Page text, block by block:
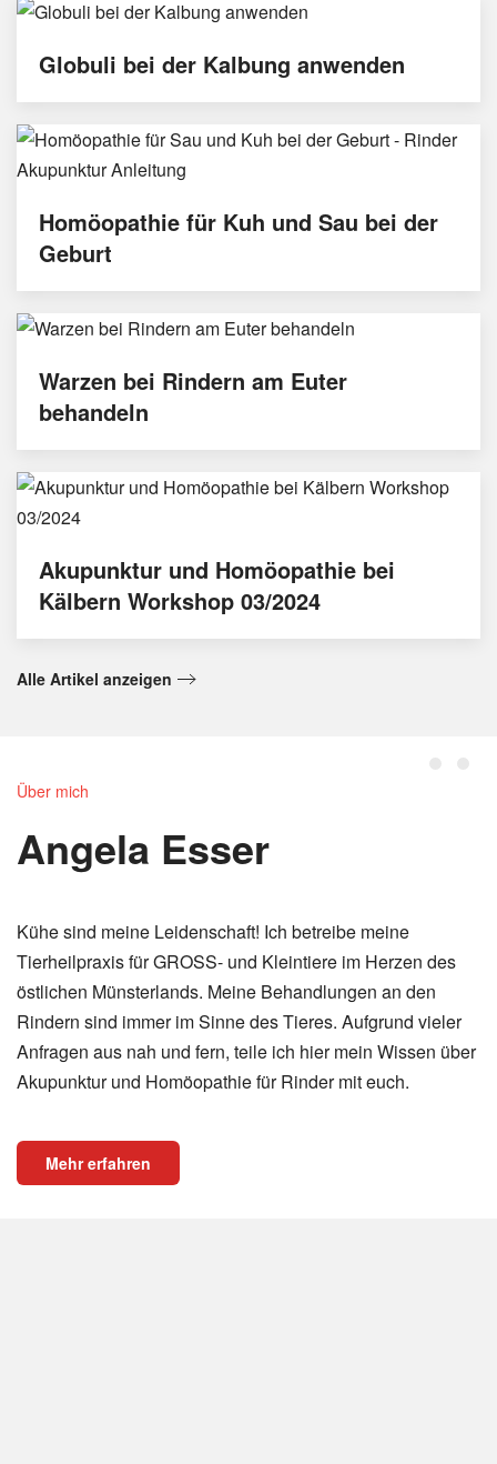
Globuli bei der Kalbung anwenden
Homöopathie für Kuh und Sau bei der
Geburt
Warzen bei Rindern am Euter
behandeln
Akupunktur und Homöopathie bei
Kälbern Workshop 03/2024
Alle Artikel anzeigen
Über mich
Angela Esser
Kühe sind meine Leidenschaft! Ich betreibe meine
Tierheilpraxis für GROSS- und Kleintiere im Herzen des
östlichen Münsterlands. Meine Behandlungen an den
Rindern sind immer im Sinne des Tieres. Aufgrund vieler
Anfragen aus nah und fern, teile ich hier mein Wissen über
Akupunktur und Homöopathie für Rinder mit euch.
Mehr erfahren